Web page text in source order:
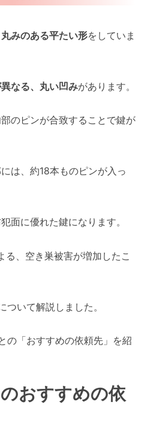
丸みのある平たい形をしていま
なる、丸い凹みがあります。
のピンが合致することで鍵が
は、約18本ものピンが入っ
面に優れた鍵になります。
、空き巣被害が増加したこ
いて解説しました。
の「おすすめの依頼先」を紹
おすすめの依